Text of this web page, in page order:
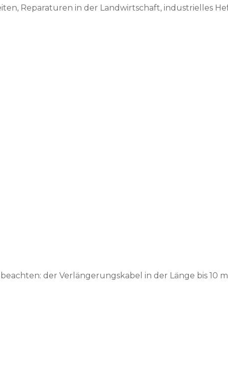
Reparaturen in der Landwirtschaft, industrielles
der Verlängerungskabel in der Länge bis